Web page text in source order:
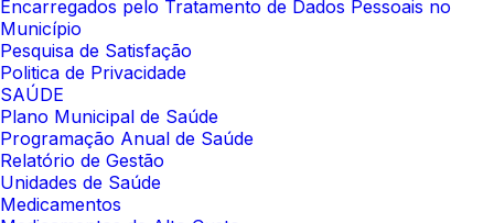
Encarregados pelo Tratamento de Dados Pessoais no
Município
Pesquisa de Satisfação
Politica de Privacidade
SAÚDE
Plano Municipal de Saúde
Programação Anual de Saúde
Relatório de Gestão
Unidades de Saúde
Medicamentos